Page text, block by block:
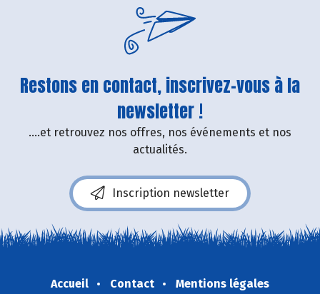
Restons en contact, inscrivez-vous à la
newsletter !
....et retrouvez nos offres, nos événements et nos
actualités.
Inscription newsletter
Accueil Contact
Mentions légales